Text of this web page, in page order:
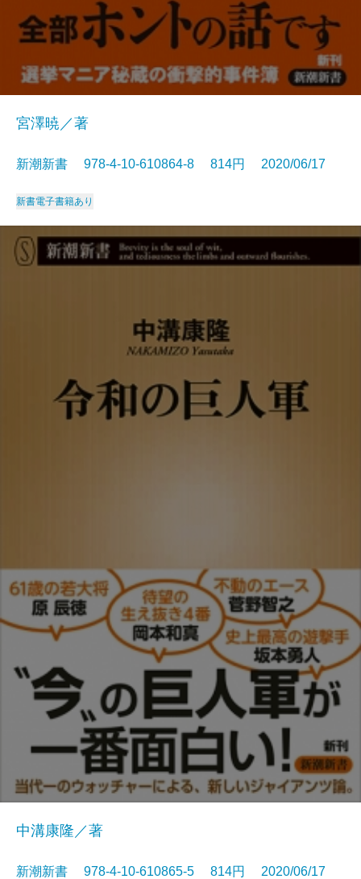
宮澤暁／著
新潮新書 978-4-10-610864-8 814円 2020/06/17
新書電子書籍あり
中溝康隆／著
新潮新書 978-4-10-610865-5 814円 2020/06/17